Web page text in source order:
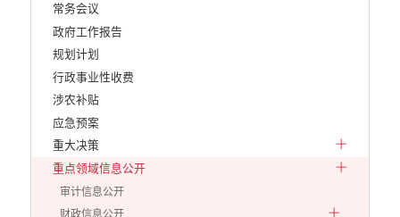
常务会议
政府工作报告
规划计划
行政事业性收费
涉农补贴
应急预案
重大决策
重点领域信息公开
审计信息公开